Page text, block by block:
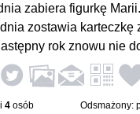
zabiera figurkę Marii.
zostawia karteczkę
rok znowu nie
4 osób Odsmażony: